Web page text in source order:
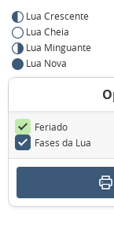
Lua Crescente
Lua Cheia
Lua Minguante
Lua Nova
Feriado
Fases da Lua